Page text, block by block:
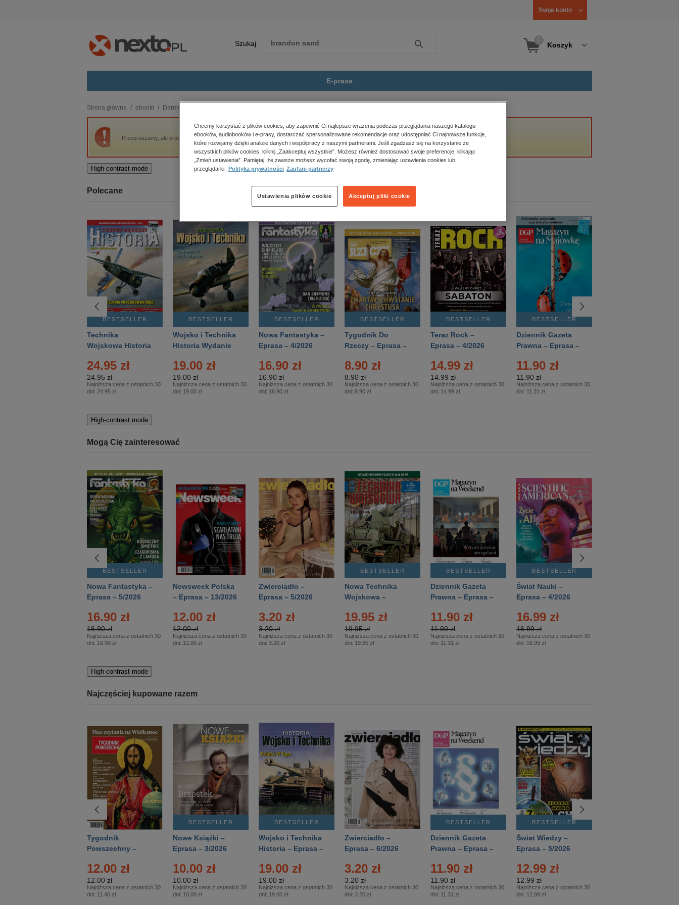
Twoje konto
Szukaj Szukaj Koszyk
E-prasa
budownictwo, aranżacja wnętrz
biznesowe, branżowe, gospodarka
darmowe wydania
edukacja
kobiece, lifestyle, kultura
polityka, społeczno-informacyjne
psychologiczne
inne
popularno-naukowe
historia
zdrowie
religie
Strona główna ebooki Darmowe ebooki
Przepraszamy, ale produkt „Za Późno” nie jest dostępny.
High-contrast mode
Polecane
BESTSELLER
Technika
Wojskowa Historia
24.95 zł
24.95 zł
Najniższa cena z ostatnich 30
dni: 24.95 zł
BESTSELLER
Wojsko i Technika
Historia Wydanie
– 2/2026
19.00 zł
19.00 zł
Najniższa cena z ostatnich 30
dni: 19.00 zł
BESTSELLER
Nowa Fantastyka –
Eprasa – 4/2026
16.90 zł
16.90 zł
Najniższa cena z ostatnich 30
dni: 16.90 zł
BESTSELLER
Tygodnik Do
Rzeczy – Eprasa –
8.90 zł
8.90 zł
Najniższa cena z ostatnich 30
dni: 8.90 zł
BESTSELLER
Teraz Rock –
Eprasa – 4/2026
14.99 zł
14.99 zł
Najniższa cena z ostatnich 30
dni: 14.99 zł
BESTSELLER
Dziennik Gazeta
Prawna – Eprasa –
11.90 zł
11.90 zł
Najniższa cena z ostatnich 30
dni: 11.31 zł
High-contrast mode
Mogą Cię zainteresować
BESTSELLER
Nowa Fantastyka –
Eprasa – 5/2026
16.90 zł
16.90 zł
Najniższa cena z ostatnich 30
dni: 16.90 zł
Newsweek Polska
– Eprasa – 13/2026
12.00 zł
12.00 zł
Najniższa cena z ostatnich 30
dni: 12.00 zł
Zwierciadło –
Eprasa – 5/2026
3.20 zł
3.20 zł
Najniższa cena z ostatnich 30
dni: 3.20 zł
BESTSELLER
Nowa Technika
Wojskowa –
19.95 zł
19.95 zł
Najniższa cena z ostatnich 30
dni: 19.95 zł
BESTSELLER
Dziennik Gazeta
Prawna – Eprasa –
11.90 zł
11.90 zł
Najniższa cena z ostatnich 30
dni: 11.31 zł
BESTSELLER
Świat Nauki –
Eprasa – 4/2026
16.99 zł
16.99 zł
Najniższa cena z ostatnich 30
dni: 16.99 zł
High-contrast mode
Najczęściej kupowane razem
Tygodnik
Powszechny –
12.00 zł
12.00 zł
Najniższa cena z ostatnich 30
dni: 11.40 zł
BESTSELLER
Nowe Książki –
Eprasa – 3/2026
10.00 zł
10.00 zł
Najniższa cena z ostatnich 30
dni: 10.00 zł
BESTSELLER
Wojsko i Technika
Historia – Eprasa –
19.00 zł
19.00 zł
Najniższa cena z ostatnich 30
dni: 19.00 zł
Zwierciadło –
Eprasa – 6/2026
3.20 zł
3.20 zł
Najniższa cena z ostatnich 30
dni: 3.20 zł
BESTSELLER
Dziennik Gazeta
Prawna – Eprasa –
11.90 zł
11.90 zł
Najniższa cena z ostatnich 30
dni: 11.31 zł
BESTSELLER
Świat Wiedzy –
Eprasa – 5/2026
12.99 zł
12.99 zł
Najniższa cena z ostatnich 30
dni: 12.99 zł
Chcemy korzystać z plików cookies, aby zapewnić Ci najlepsze wrażenia podczas przeglądania naszego katalogu
ebooków, audiobooków i e-prasy, dostarczać spersonalizowane rekomendacje oraz udostępniać Ci najnowsze funkcje,
które rozwijamy dzięki analizie danych i współpracy z naszymi partnerami. Jeśli zgadzasz się na korzystanie ze
wszystkich plików cookies, kliknij „Zaakceptuj wszystkie”. Możesz również dostosować swoje preferencje, klikając
„Zmień ustawienia”. Pamiętaj, że zawsze możesz wycofać swoją zgodę, zmieniając ustawienia cookies lub
przeglądarki.
Polityka prywatności Zaufani partnerzy
Akceptuj pliki cookie
Ustawienia plików cookie